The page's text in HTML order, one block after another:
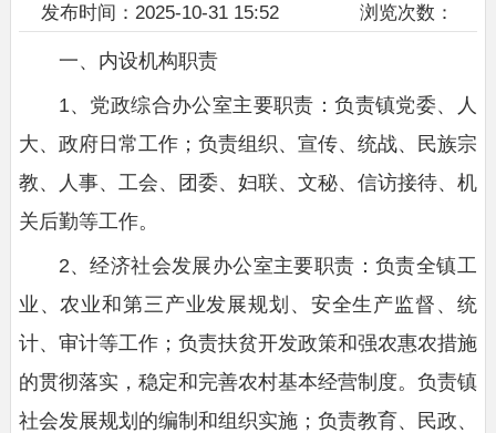
发布时间：2025-10-31 15:52
浏览次数：
一、内设机构职责
1、党政综合办公室主要职责：负责镇党委、人
大、政府日常工作；负责组织、宣传、统战、民族宗
教、人事、工会、团委、妇联、文秘、信访接待、机
关后勤等工作。
2、经济社会发展办公室主要职责：负责全镇工
业、农业和第三产业发展规划、安全生产监督、统
计、审计等工作；负责扶贫开发政策和强农惠农措施
的贯彻落实，稳定和完善农村基本经营制度。负责镇
社会发展规划的编制和组织实施；负责教育、民政、